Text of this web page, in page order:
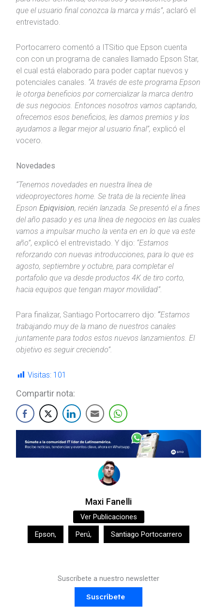
que el usuario final conozca la marca y más”, aclaró el
entrevistado.
Portocarrero comentó a ITSitio que Epson cuenta
con con un programa de canales llamado Epson Star,
el cual está elaborado para poder captar nuevos y
potenciales canales. “A través de este programa Epson
le otorga beneficios por comercializar la marca dentro
de sus negocios. Entonces nosotros vamos captando,
ofrecemos esos beneficios, les damos premios y los
ayudamos a llegar mejor al usuario final”, explicó el
vocero.
Novedades
“Tenemos novedades en nuestra línea de
videoproyectores home. Se trata de la reciente línea
Epson Epiqvision, recién lanzada. Se presentó el a fines
del año pasado y es una línea de negocios en las cuales
vamos a impulsar mucho la venta en en lo que va este
año”, explicó el entrevistado. Y dijo: “Estamos
reforzando con nuevas introducciones, para lo que es
agosto, septiembre y octubre, para completar el
portafolio que va desde productos 4K de tiro corto,
hacia equipos que tengan mayor movilidad”.
Para finalizar, Santiago Portocarrero dijo: “Estamos
trabajando muy de la mano de nuestros canales
juntamente para todos estos nuevos lanzamientos. El
objetivo es seguir creciendo”.
Visitas: 101
Compartir nota:
Maxi Fanelli
Ver Publicaciones
Epson, Perú, Santiago Portocarrero
Suscríbete a nuestro newsletter
Suscríbete